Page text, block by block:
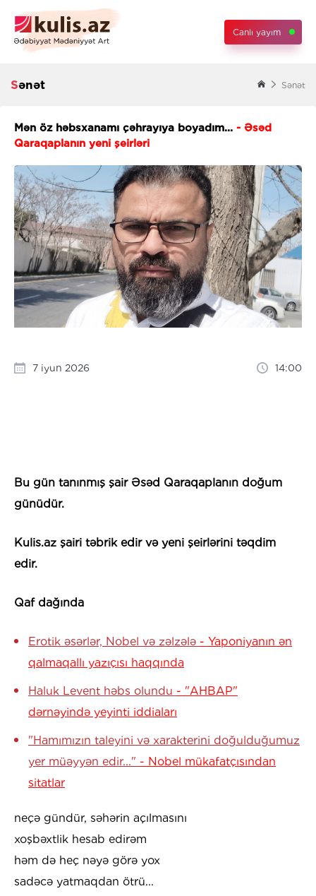
Canlı yayım
Sənət Sənət
Mən öz həbsxanamı çəhrayıya boyadım... - Əsəd
Qaraqaplanın yeni şeirləri
7 iyun 2026 14:00
Bu gün tanınmış şair Əsəd Qaraqaplanın doğum
günüdür.
Kulis.az şairi təbrik edir və yeni şeirlərini təqdim
edir.
Qaf dağında
Erotik əsərlər, Nobel və zəlzələ - Yaponiyanın ən
qalmaqallı yazıçısı haqqında
Haluk Levent həbs olundu - "AHBAP"
dərnəyində yeyinti iddiaları
"Hamımızın taleyini və xarakterini doğulduğumuz
yer müəyyən edir..." - Nobel mükafatçısından
sitatlar
neçə gündür, səhərin açılmasını
xoşbəxtlik hesab edirəm
həm də heç nəyə görə yox
sadəcə yatmaqdan ötrü...